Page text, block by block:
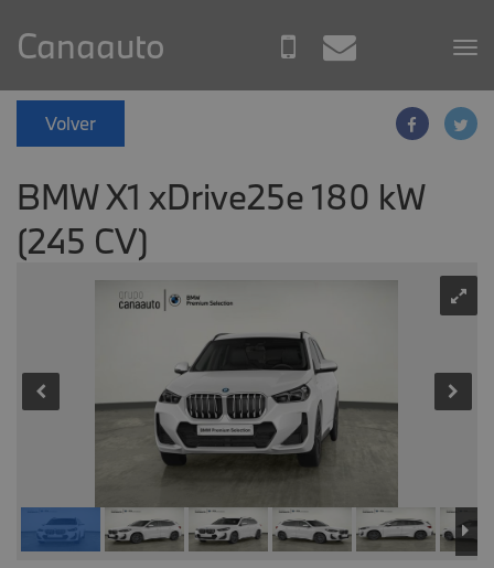
Canaauto
Volver
BMW X1 xDrive25e 180 kW
(245 CV)